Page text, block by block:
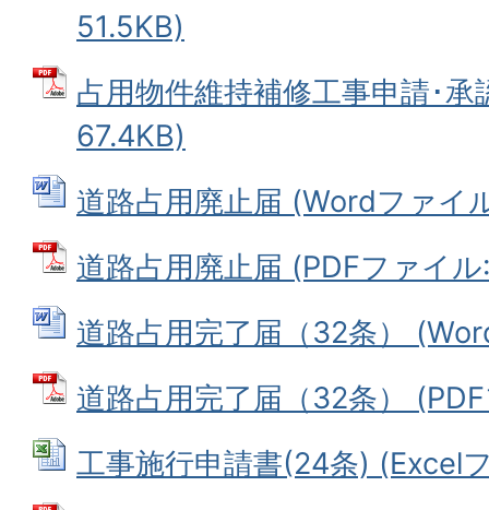
51.5KB)
占用物件維持補修工事申請･
67.4KB)
道路占用廃止届 (Wordファイ
道路占用廃止届 (PDFファイル
道路占用完了届（32条）
道路占用完了届（32条）
工事施行申請書(24条) (Excel